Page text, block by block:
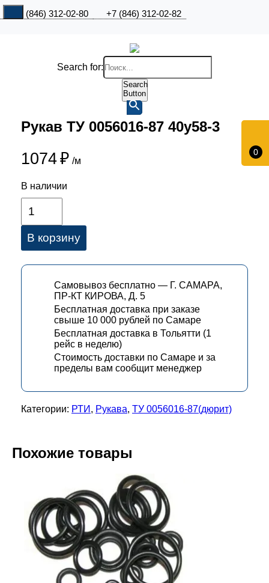
+7 (846) 312-02-80 +7 (846) 312-02-82
0
Search for:
Search
Button
Рукав ТУ 0056016-87 40у58-3
1074₽ /м
В наличии
В корзину
Самовывоз бесплатно — Г. САМАРА,
ПР-КТ КИРОВА, Д. 5
Бесплатная доставка при заказе
свыше 10 000 рублей по Самаре
Бесплатная доставка в Тольятти (1
рейс в неделю)
Стоимость доставки по Самаре и за
пределы вам сообщит менеджер
Категории: РТИ , Рукава, ТУ 0056016-87(дюрит)
Похожие товары